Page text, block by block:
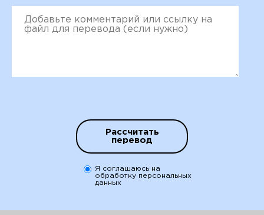
Рассчитать
перевод
Я соглашаюсь на
обработку персональных
данных